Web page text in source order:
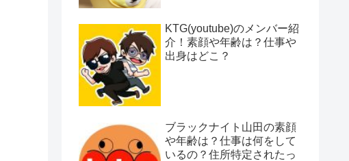
KTG(youtube)のメンバー紹
介！素顔や年齢は？仕事や
出身はどこ？
ブラックナイト山田の素顔
や年齢は？仕事は何をして
いるの？住所特定されたっ